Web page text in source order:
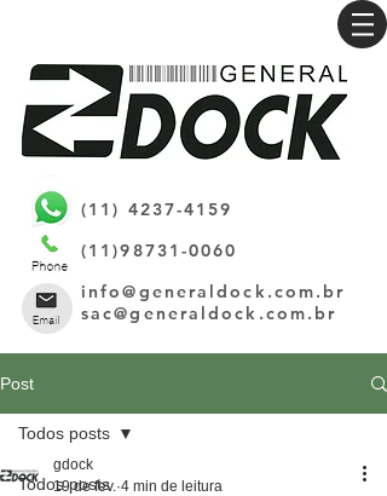
(11) 4237-4159
(11)98731-0060
info@generaldock.com.br
sac@generaldock.com.br
Post
Todos posts
Todos posts
gdock
19 de fev. 4 min de leitura